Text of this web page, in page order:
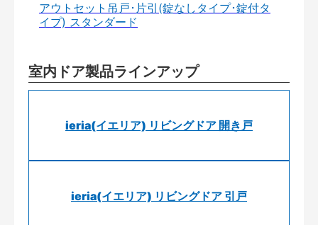
アウトセット吊戸･片引(錠なしタイプ･錠付タ
イプ) スタンダード
室内ドア製品ラインアップ
ieria(イエリア) リビングドア 開き戸
ieria(イエリア) リビングドア 引戸